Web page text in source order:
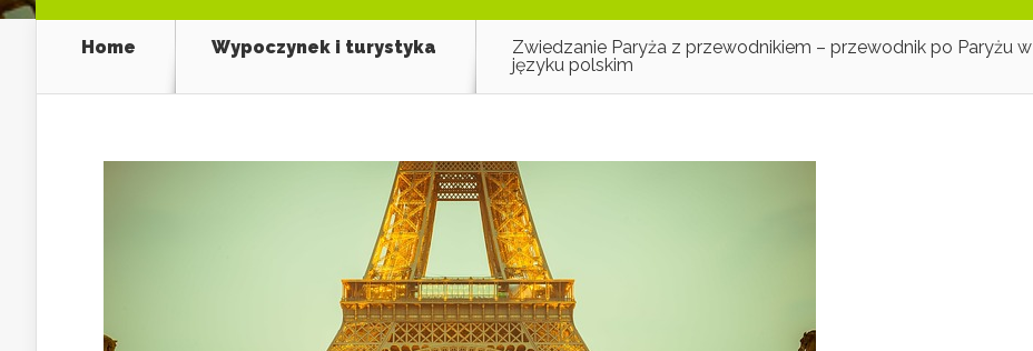
Home Wypoczynek i turystyka
Zwiedzanie Paryża z przewodnikiem – przewodnik po Paryżu w
języku polskim